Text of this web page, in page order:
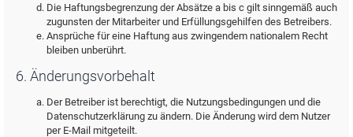
Die Haftungsbegrenzung der Absätze a bis c gilt sinngemäß auch
zugunsten der Mitarbeiter und Erfüllungsgehilfen des Betreibers.
Ansprüche für eine Haftung aus zwingendem nationalem Recht
bleiben unberührt.
6. Änderungsvorbehalt
Der Betreiber ist berechtigt, die Nutzungsbedingungen und die
Datenschutzerklärung zu ändern. Die Änderung wird dem Nutzer
per E-Mail mitgeteilt.